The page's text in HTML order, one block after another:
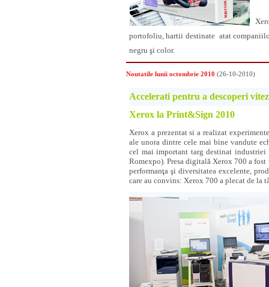
portofoliu, hartii destinate atat
negru şi color.
Noutatile lunii octombrie 2010 (26-10-2010)
Accelerati pentru a descoperi
Xerox la Print&Sign 2010
Xerox a prezentat si a realizat
ale unora dintre cele mai bine vandute
cel mai important targ destinat
Romexpo).Presa digitală Xerox 700 a
performanţa şi diversitatea excelente,
care au convins: Xerox 700 a plecat de la